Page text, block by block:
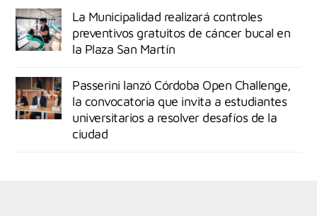
La Municipalidad realizará controles
preventivos gratuitos de cáncer bucal en
la Plaza San Martín
Passerini lanzó Córdoba Open Challenge,
la convocatoria que invita a estudiantes
universitarios a resolver desafíos de la
ciudad